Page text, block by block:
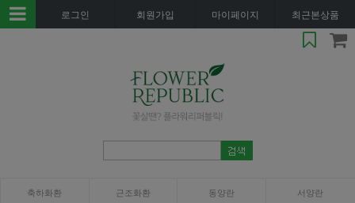
로그인 회원가입 마이페이지 최근본상품
축하화환 근조화환 동양란 서양란